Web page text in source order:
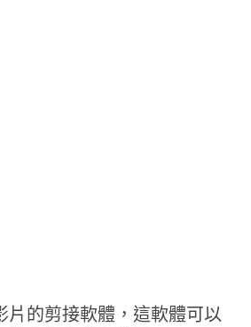
片的剪接軟體，這軟體可以